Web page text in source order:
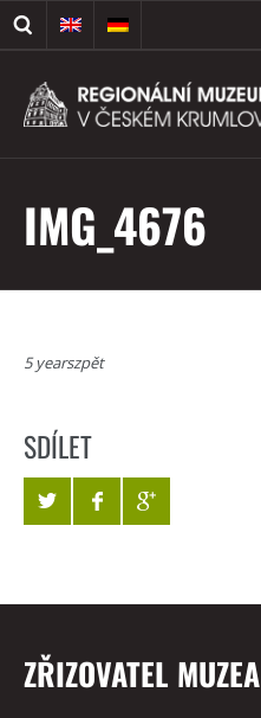
IMG_4676
5 yearszpět
SDÍLET
ZŘIZOVATEL MUZEA